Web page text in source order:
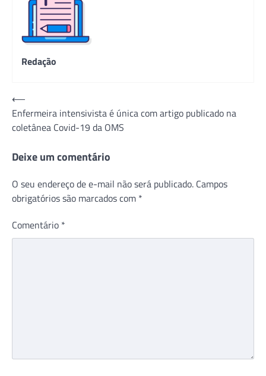
Redação
Navegação
de
Post
⟵
Enfermeira intensivista é única com artigo publicado na
coletânea Covid-19 da OMS
Deixe um comentário
O seu endereço de e-mail não será publicado. Campos
obrigatórios são marcados com *
Comentário *